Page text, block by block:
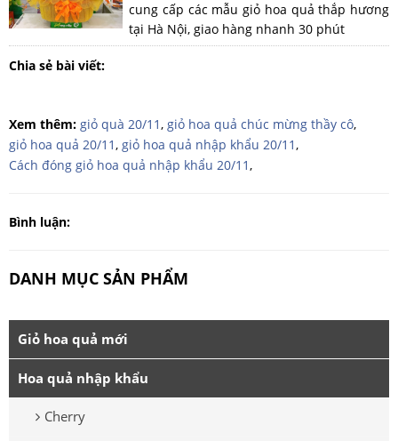
cung cấp các mẫu giỏ hoa quả thắp hương
tại Hà Nội, giao hàng nhanh 30 phút
Chia sẻ bài viết:
Xem thêm: giỏ quà 20/11, giỏ hoa quả chúc mừng thầy cô,
giỏ hoa quả 20/11, giỏ hoa quả nhập khẩu 20/11,
Cách đóng giỏ hoa quả nhập khẩu 20/11,
Bình luận:
DANH MỤC SẢN PHẨM
Giỏ hoa quả mới
Hoa quả nhập khẩu
Cherry